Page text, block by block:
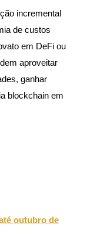
em dinheiro
prize pool!
incremental
de custos
em DeFi ou
aproveitar
ganhar
blockchain em
outubro de